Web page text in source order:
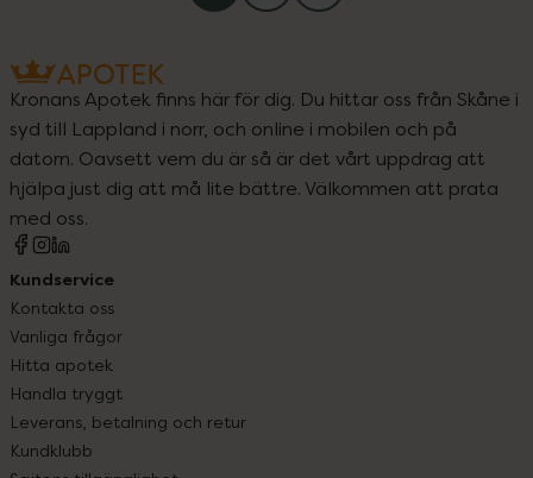
Kronans Apotek finns här för dig. Du hittar oss från Skåne i
syd till Lappland i norr, och online i mobilen och på
datorn. Oavsett vem du är så är det vårt uppdrag att
hjälpa just dig att må lite bättre. Välkommen att prata
med oss.
Kundservice
Kontakta oss
Vanliga frågor
Hitta apotek
Handla tryggt
Leverans, betalning och retur
Kundklubb